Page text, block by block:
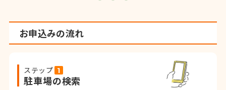
お申込みの流れ
ステップ
駐車場の検索